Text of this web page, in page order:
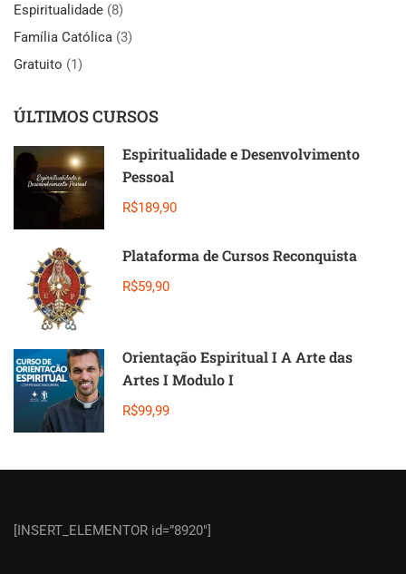
Espiritualidade (8)
Família Católica (3)
Gratuito (1)
ÚLTIMOS CURSOS
Espiritualidade e Desenvolvimento
Pessoal
R$189,90
Plataforma de Cursos Reconquista
R$59,90
Orientação Espiritual I A Arte das
Artes I Modulo I
R$99,99
[INSERT_ELEMENTOR id=”8920″]